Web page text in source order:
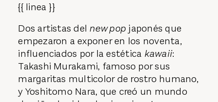
{{ linea }}
Dos artistas delnew pop japonés que
empezaron a exponer en los noventa,
influenciados por la estética kawaii:
Takashi Murakami, famoso por sus
margaritas multicolor de rostro humano,
y Yoshitomo Nara, que creó un mundo